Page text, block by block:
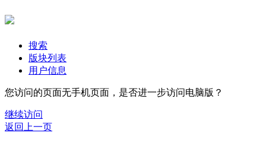
搜索
版块列表
用户信息
您访问的页面无手机页面，是否进一步访问电脑版？
继续访问
返回上一页